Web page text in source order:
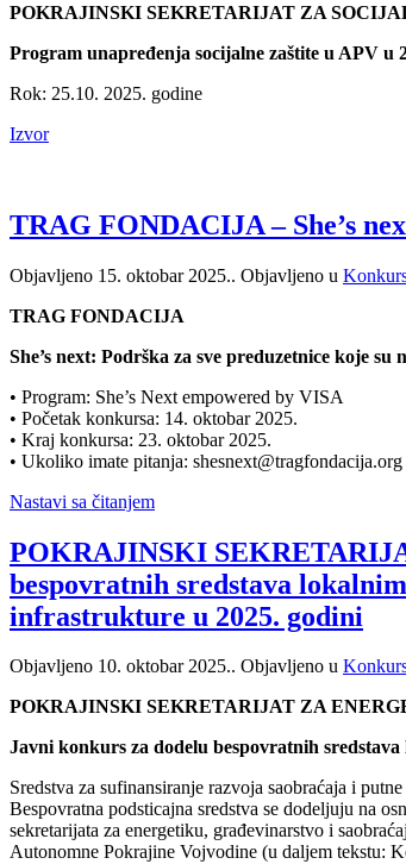
POKRAJINSKI SEKRETARIJAT ZA
Program unapređenja socijalne zaštite u APV u
Rok: 25.10. 2025. godine
Izvor
TRAG FONDACIJA – She’s
Objavljeno 15. oktobar 2025.. Objavljeno u
TRAG FONDACIJA
She’s next: Podrška za sve preduzetnice koje su
• Program: She’s Next empowered by VISA
• Početak konkursa: 14. oktobar 2025.
• Kraj konkursa: 23. oktobar 2025.
• Ukoliko imate pitanja: shesnext@tragfondacija.org
Nastavi sa čitanjem
POKRAJINSKI
bespovratnih sredstava
infrastrukture u 2025. godini
Objavljeno 10. oktobar 2025.. Objavljeno u
POKRAJINSKI SEKRETARIJAT ZA
Javni konkurs za dodelu bespovratnih
Sredstva za sufinansiranje razvoja saobraćaja i
Bespovratna podsticajna sredstva se dodeljuju na
sekretarijata za energetiku, građevinarstvo i
Autonomne Pokrajine Vojvodine (u daljem tekstu: